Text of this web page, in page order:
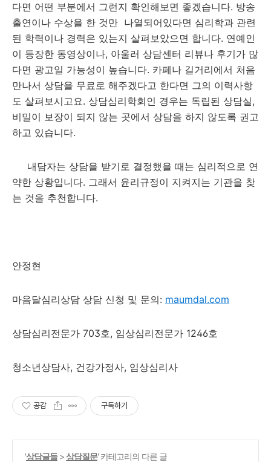
다면 어떤 부분에서 그런지 확인해보면 좋겠습니다. 방송
출연이나 수상을 한 것만 나열되어있다면 심리학과 관련
된 학력이나 경력은 있는지 살펴보았으면 합니다. 연예인
이 등장한 동영상이나, 아울러 상담센터 리뷰나 후기가 많
다면 광고일 가능성이 높습니다. 카페나 길거리에서 처음
만나서 상담을 무료로 해주겠다고 한다면 그의 이력사항
도 살펴보시고요. 상담심리학회인 경우는 독립된 상담실,
비밀이 보장이 되지 않는 곳에서 상담을 하지 않도록 권고
하고 있습니다.
내담자는 상담을 받기로 결정했을 때는 심리적으로 연
약한 상황입니다. 그래서 윤리규정이 지켜지는 기관을 찾
는 것을 추천합니다.
안정현
마음달심리상담 상담 신청 및 문의: maumdal.com
상담심리전문가 703호, 임상심리전문가 1246호
청소년상담사, 건강가정사, 임상심리사
공감 구독하기
'상담글들>상담질문' 카테고리의 다른 글